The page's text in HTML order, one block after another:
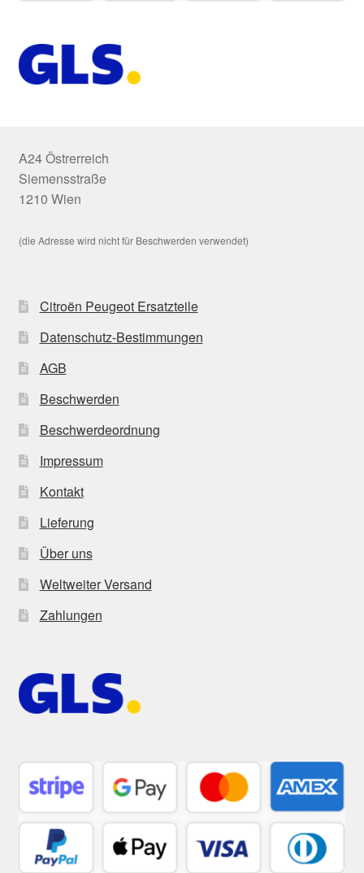
A24 Östrerreich
Siemensstraße
1210 Wien
(die Adresse wird nicht für Beschwerden verwendet)
Citroën Peugeot Ersatzteile
Datenschutz-Bestimmungen
AGB
Beschwerden
Beschwerdeordnung
Impressum
Kontakt
Lieferung
Über uns
Weltweiter Versand
Zahlungen